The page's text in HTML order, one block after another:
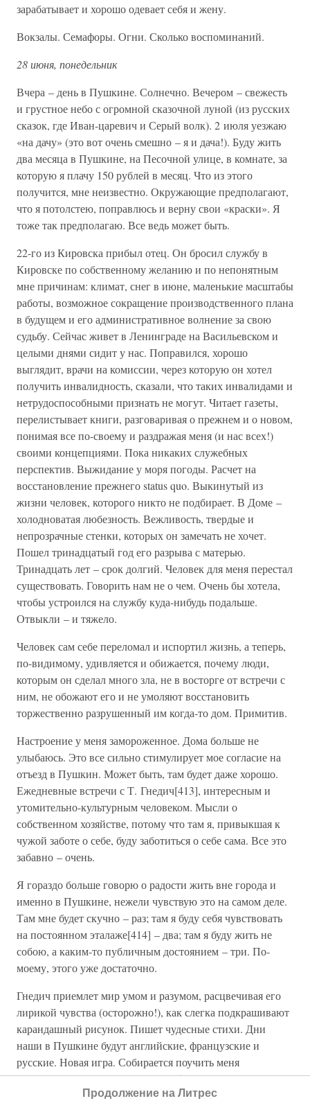
зарабатывает и хорошо одевает себя и жену.
Вокзалы. Семафоры. Огни. Сколько воспоминаний.
28 июня, понедельник
Вчера – день в Пушкине. Солнечно. Вечером – свежесть
и грустное небо с огромной сказочной луной (из русских
сказок, где Иван-царевич и Серый волк). 2 июля уезжаю
«на дачу» (это вот очень смешно – я и дача!). Буду жить
два месяца в Пушкине, на Песочной улице, в комнате, за
которую я плачу 150 рублей в месяц. Что из этого
получится, мне неизвестно. Окружающие предполагают,
что я потолстею, поправлюсь и верну свои «краски». Я
тоже так предполагаю. Все ведь может быть.
22-го из Кировска прибыл отец. Он бросил службу в
Кировске по собственному желанию и по непонятным
мне причинам: климат, снег в июне, маленькие масштабы
работы, возможное сокращение производственного плана
в будущем и его административное волнение за свою
судьбу. Сейчас живет в Ленинграде на Васильевском и
целыми днями сидит у нас. Поправился, хорошо
выглядит, врачи на комиссии, через которую он хотел
получить инвалидность, сказали, что таких инвалидами и
нетрудоспособными признать не могут. Читает газеты,
перелистывает книги, разговаривая о прежнем и о новом,
понимая все по-своему и раздражая меня (и нас всех!)
своими концепциями. Пока никаких служебных
перспектив. Выжидание у моря погоды. Расчет на
восстановление прежнего status quo. Выкинутый из
жизни человек, которого никто не подбирает. В Доме –
холодноватая любезность. Вежливость, твердые и
непрозрачные стенки, которых он замечать не хочет.
Пошел тринадцатый год его разрыва с матерью.
Тринадцать лет – срок долгий. Человек для меня перестал
существовать. Говорить нам не о чем. Очень бы хотела,
чтобы устроился на службу куда-нибудь подальше.
Отвыкли – и тяжело.
Человек сам себе переломал и испортил жизнь, а теперь,
по-видимому, удивляется и обижается, почему люди,
которым он сделал много зла, не в восторге от встречи с
ним, не обожают его и не умоляют восстановить
торжественно разрушенный им когда-то дом. Примитив.
Настроение у меня замороженное. Дома больше не
улыбаюсь. Это все сильно стимулирует мое согласие на
отъезд в Пушкин. Может быть, там будет даже хорошо.
Ежедневные встречи с Т. Гнедич[413], интересным и
утомительно-культурным человеком. Мысли о
собственном хозяйстве, потому что там я, привыкшая к
чужой заботе о себе, буду заботиться о себе сама. Все это
забавно – очень.
Я гораздо больше говорю о радости жить вне города и
именно в Пушкине, нежели чувствую это на самом деле.
Там мне будет скучно – раз; там я буду себя чувствовать
на постоянном эталаже[414] – два; там я буду жить не
собою, а каким-то публичным достоянием – три. По-
моему, этого уже достаточно.
Гнедич приемлет мир умом и разумом, расцвечивая его
лирикой чувства (осторожно!), как слегка подкрашивают
карандашный рисунок. Пишет чудесные стихи. Дни
наши в Пушкине будут английские, французские и
русские. Новая игра. Собирается поучить меня
францисканской благостности[415] в принятии мира.
Смеюсь: меня испортила доминиканская
Продолжение на Литрес